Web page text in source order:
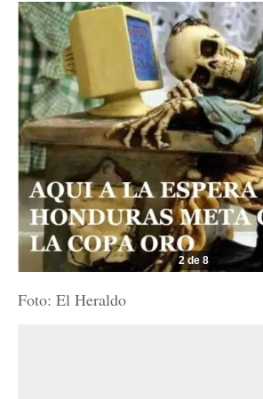
2 de 8
Foto: El Heraldo